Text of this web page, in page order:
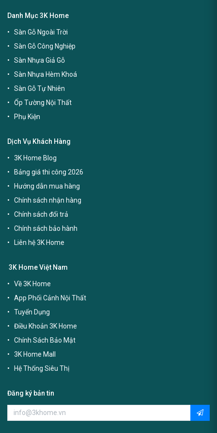
Danh Mục 3K Home
Sàn Gỗ Ngoài Trời
Sàn Gỗ Công Nghiệp
Sàn Nhựa Giả Gỗ
Sàn Nhựa Hèm Khoá
Sàn Gỗ Tự Nhiên
Ốp Tường Nội Thất
Phụ Kiện
Dịch Vụ Khách Hàng
3K Home Blog
Bảng giá thi công 2026
Hướng dẫn mua hàng
Chính sách nhận hàng
Chính sách đổi trả
Chính sách bảo hành
Liên hệ 3K Home
3K Home Việt Nam
Về 3K Home
App Phối Cảnh Nội Thất
Tuyển Dụng
Điều Khoản 3K Home
Chính Sách Bảo Mật
3K Home Mall
Hệ Thống Siêu Thị
Đăng ký bản tin